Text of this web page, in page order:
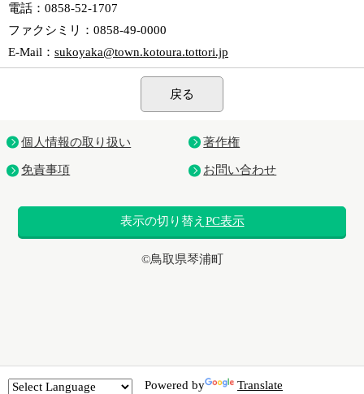
電話 ：0858-52-1707
ファクシミリ
：0858-49-0000
E-Mail ： sukoyaka@town.kotoura.tottori.jp
戻る
個人情報の取り扱い 著作権
免責事項 お問い合わせ
表示の切り替え PC表示
Powered by Translate
©鳥取県琴浦町